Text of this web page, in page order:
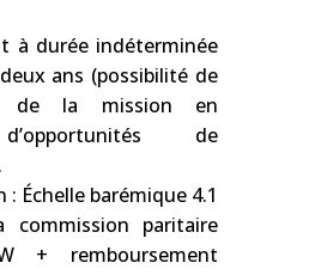
à durée indéterminée
ans (possibilité de
de la mission en
de
Échelle barémique 4.1
paritaire
+ remboursement